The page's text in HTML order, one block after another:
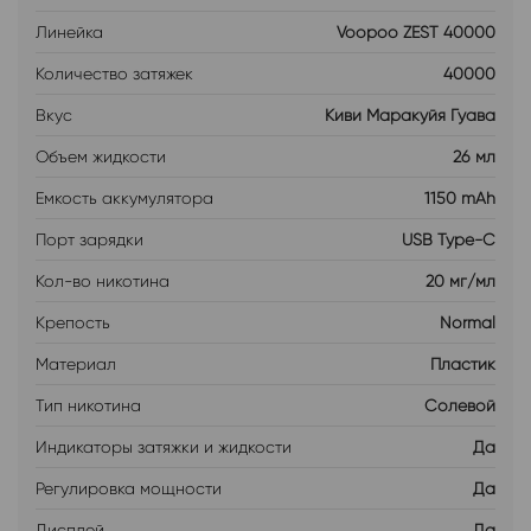
Линейка Voopoo ZEST 40000
Количество затяжек 40000
Вкус Киви Маракуйя Гуава
Объем жидкости 26 мл
Емкость аккумулятора 1150 mAh
Порт зарядки USB Type-C
Кол-во никотина 20 мг/мл
Крепость Normal
Материал Пластик
Тип никотина Солевой
Индикаторы затяжки и жидкости Да
Регулировка мощности Да